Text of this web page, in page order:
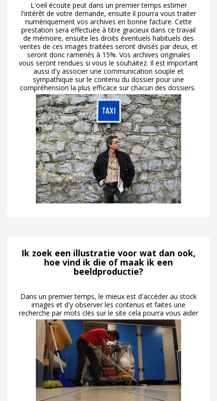
L'oeil écoute peut dans un premier temps estimer
l'intérêt de votre demande, ensuite il pourra vous traiter
numériquement vos archives en bonne facture. Cette
prestation sera effectuée à titre gracieux dans ce travail
de mémoire, ensuite les droits éventuels habituels des
ventes de ces images traitées seront divisés par deux, et
seront donc ramenés à 15%. Vos archives originales
vous seront rendues si vous le souhaitez. Il est important
aussi d'y associer une communication souple et
sympathique sur le contenu du dossier pour une
compréhension la plus efficace sur chacun des dossiers.
Ik zoek een illustratie voor wat dan ook,
hoe vind ik die of maak ik een
beeldproductie?
Dans un premier temps, le mieux est d'accéder au stock
images et d'y observer les contenus et faites une
recherche par mots clés sur le site cela pourra vous aider